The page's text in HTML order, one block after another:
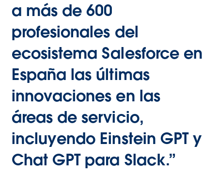
a más de 600
profesionales del
ecosistema Salesforce en
España las últimas
innovaciones en las
áreas de servicio,
incluyendo Einstein GPT y
Chat GPT para Slack.”